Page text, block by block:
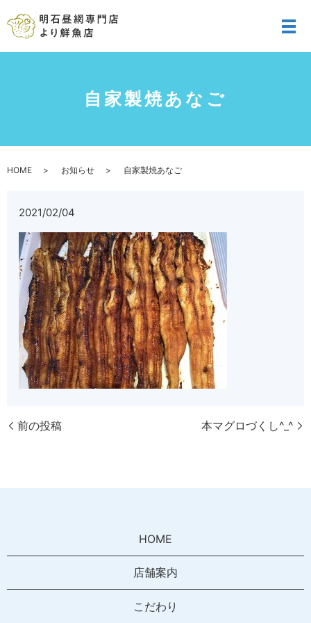
メ
自家製焼あなご
HOME お知らせ 自家製焼あなご
2021/02/04
前の投稿 本マグロづくし^_^
HOME
店舗案内
こだわり